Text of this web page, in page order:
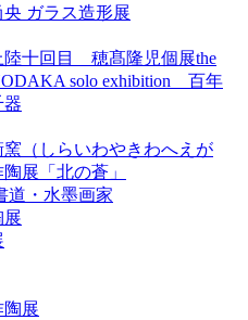
ガラス造形展
陸十回目 穂髙隆児個展the
solo exhibition 百年
器
（しらいわやきわへえが
展「北の蒼」
道・水墨画家
展
陶展